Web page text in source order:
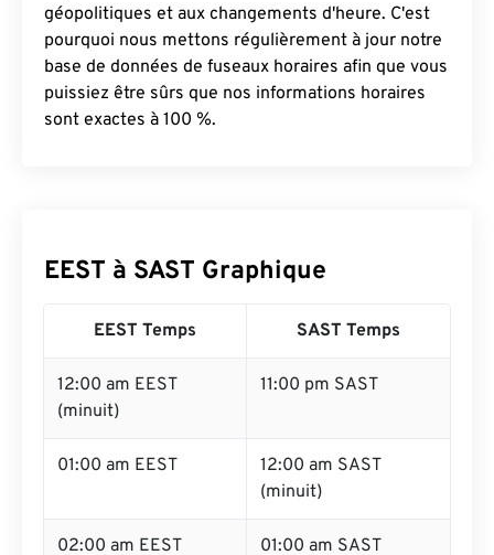
géopolitiques et aux changements d'heure. C'est
pourquoi nous mettons régulièrement à jour notre
base de données de fuseaux horaires afin que vous
puissiez être sûrs que nos informations horaires
sont exactes à 100 %.
EEST à SAST Graphique
EEST Temps SAST Temps
12:00 am EEST
(minuit)
11:00 pm SAST
01:00 am EEST
12:00 am SAST
(minuit)
02:00 am EEST 01:00 am SAST